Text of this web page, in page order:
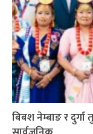
बिबश नेम्बाङ र दुर्गा